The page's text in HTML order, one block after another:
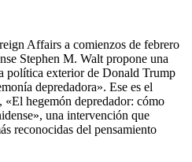
Affairs a comienzos de febrero
Stephen M. Walt propone una
política exterior de Donald Trump
depredadora». Ese es el
«El hegemón depredador: cómo
una intervención que
reconocidas del pensamiento